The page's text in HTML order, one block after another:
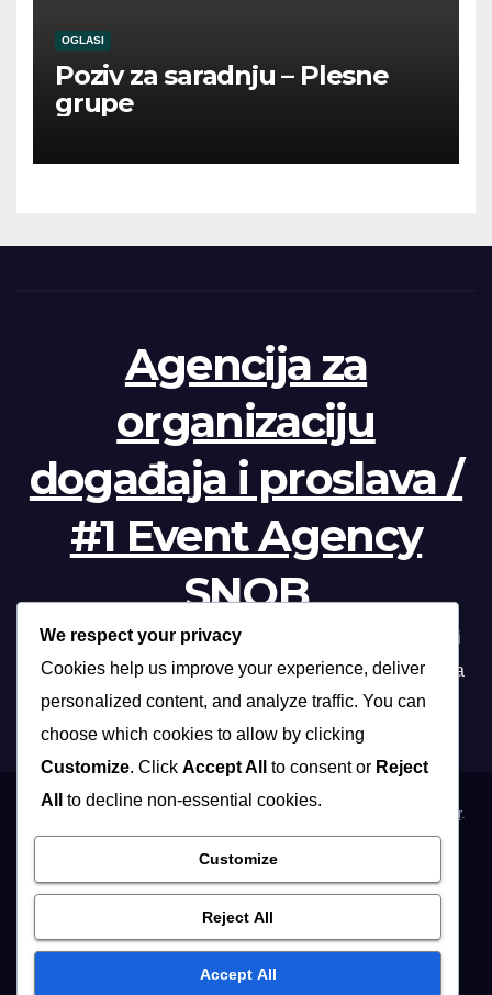
OGLASI
Poziv za saradnju – Plesne
grupe
Agencija za
organizaciju
događaja i proslava /
#1 Event Agency
SNOB
Profesionalna organizacija događanja /// Beograd, Novi
Sad, Niš, Kopaonik, Zlatibor, Vrnjačka banja, Sokobanja
Themeansar.
Organizacija poslovnih događaja
Organizacija privatnih proslava
Muzičari i dj-evi Hostese Fotografisanje
We respect your privacy
Cookies help us improve your experience, deliver
personalized content, and analyze traffic. You can
choose which cookies to allow by clicking
Customize. Click Accept All to consent or Reject
All
to decline non-essential cookies.
Customize
Reject All
Accept All